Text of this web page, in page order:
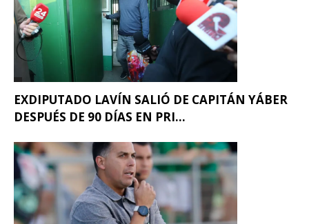
EXDIPUTADO LAVÍN SALIÓ DE CAPITÁN YÁBER
DESPUÉS DE 90 DÍAS EN PRI...